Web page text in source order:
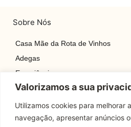
Valorizamos a sua
Utilizamos cookies para melhorar
navegação, apresentar anúncios
Sobre Nós
Casa Mãe da Rota de Vinhos
Adegas
Experiências
Explore
Rotas
Contactos